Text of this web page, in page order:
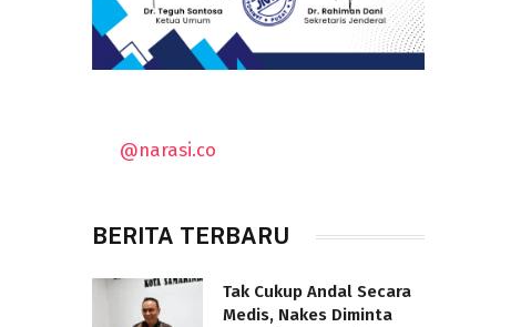
@narasi.co
BERITA TERBARU
Tak Cukup Andal Secara
Medis, Nakes Diminta